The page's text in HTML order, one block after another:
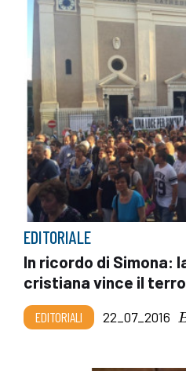
EDITORIALE
In ricordo di Simona:
cristiana vince il
EDITORIALI 22_07_2016